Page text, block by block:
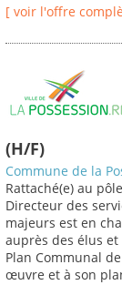
[ voir l'offre
(H/F)
Commune de la
Rattaché(e) au
Directeur des
majeurs est en
auprès des élus
Plan Communal
œuvre et à son